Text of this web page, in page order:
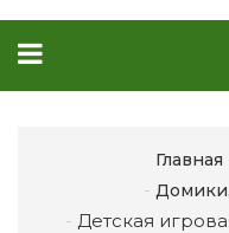
Главная
Детская